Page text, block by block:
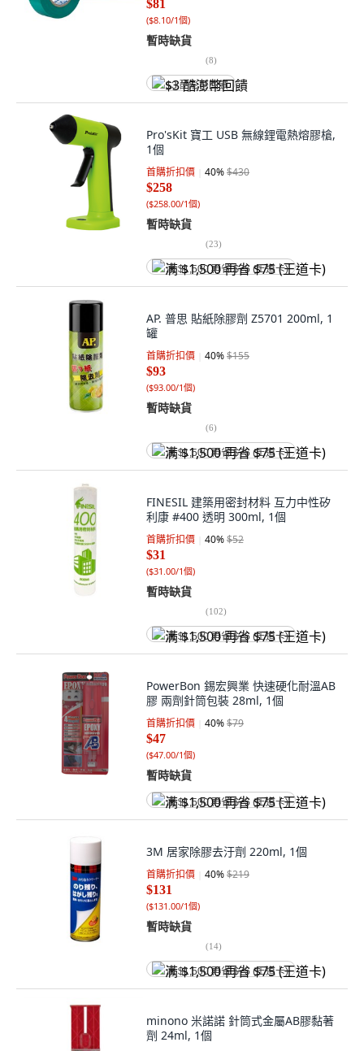
$81
($8.10/1個)
暫時缺貨
(8)
$3 酷澎幣回饋
Pro'sKit 寶工 USB 無線鋰電熱熔膠槍,
1個
首購折扣價 40%$430
$258
($258.00/1個)
暫時缺貨
(23)
满 $1,500 再省 $75 (王道卡)
AP. 普思 貼紙除膠劑 Z5701 200ml, 1
罐
首購折扣價 40%$155
$93
($93.00/1個)
暫時缺貨
(6)
满 $1,500 再省 $75 (王道卡)
FINESIL 建築用密封材料 互力中性矽
利康 #400 透明 300ml, 1個
首購折扣價 40%$52
$31
($31.00/1個)
暫時缺貨
(102)
满 $1,500 再省 $75 (王道卡)
PowerBon 錫宏興業 快速硬化耐溫AB
膠 兩劑針筒包裝 28ml, 1個
首購折扣價 40%$79
$47
($47.00/1個)
暫時缺貨
满 $1,500 再省 $75 (王道卡)
3M 居家除膠去汙劑 220ml, 1個
首購折扣價 40%$219
$131
($131.00/1個)
暫時缺貨
(14)
满 $1,500 再省 $75 (王道卡)
minono 米諾諾 針筒式金屬AB膠黏著
劑 24ml, 1個